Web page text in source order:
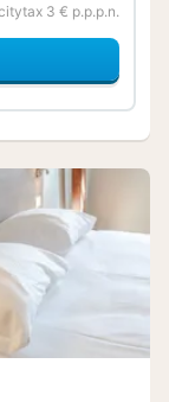
3 € p.p.p.n.
Kamer